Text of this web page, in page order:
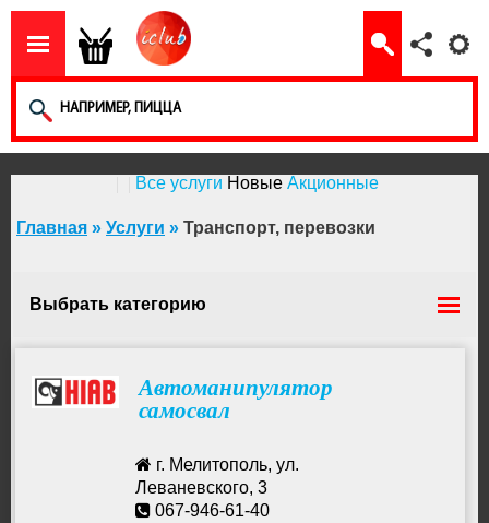
Все услуги Новые Акционные
Главная » Услуги » Транспорт, перевозки
Выбрать категорию
Грузоперевозки
Автоманипулятор
самосвал
г. Мелитополь, ул.
Леваневского, 3
067-946-61-40